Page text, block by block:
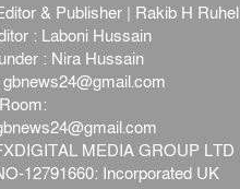
& Publisher | Rakib H Ruhel
: Laboni Hussain
: Nira Hussain
gbnews24@gmail.com
MEDIA GROUP LTD
12791660: Incorporated UK